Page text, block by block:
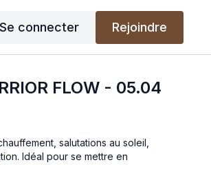
Se connecter Rejoindre
FLOW - 05.04
salutations au soleil,
Idéal pour se mettre en